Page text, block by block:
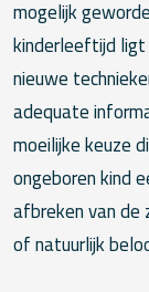
mogelijk
kinderleeftijd ligt
nieuwe
adequate
moeilijke keuze
ongeboren kind
afbreken van de
of natuurlijk